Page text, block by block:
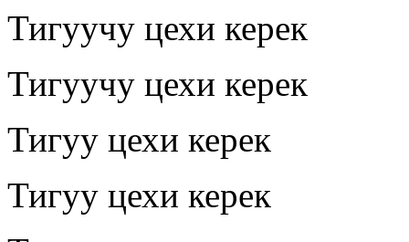
Тигуучу цехи керек
Тигуучу цехи керек
Тигуу цехи керек
Тигуу цехи керек